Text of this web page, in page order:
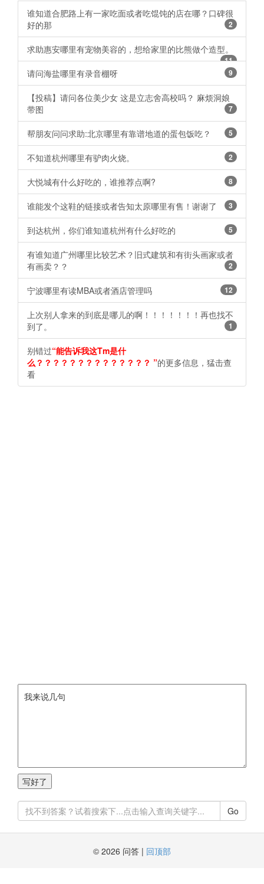
谁知道合肥路上有一家吃面或者吃馄饨的店在哪？口碑很
好的那
2
求助惠安哪里有宠物美容的，想给家里的比熊做个造型。
11
请问海盐哪里有录音棚呀 9
【投稿】请问各位美少女 这是立志舍高校吗？ 麻烦洞娘
带图
7
帮朋友问问求助:北京哪里有靠谱地道的蛋包饭吃？ 5
不知道杭州哪里有驴肉火烧。 2
大悦城有什么好吃的，谁推荐点啊? ​​​​ 8
谁能发个这鞋的链接或者告知太原哪里有售！谢谢了 3
到达杭州，你们谁知道杭州有什么好吃的 ​​​​ 5
有谁知道广州哪里比较艺术？旧式建筑和有街头画家或者
有画卖？？
2
宁波哪里有读MBA或者酒店管理吗 12
上次别人拿来的到底是哪儿的啊！！！！！！！再也找不
到了。
1
别错过“能告诉我这Tm是什
么？？？？？？？？？？？？？？ ​​​​”的更多信息，猛击查
看
Go
© 2026 问答 | 回顶部